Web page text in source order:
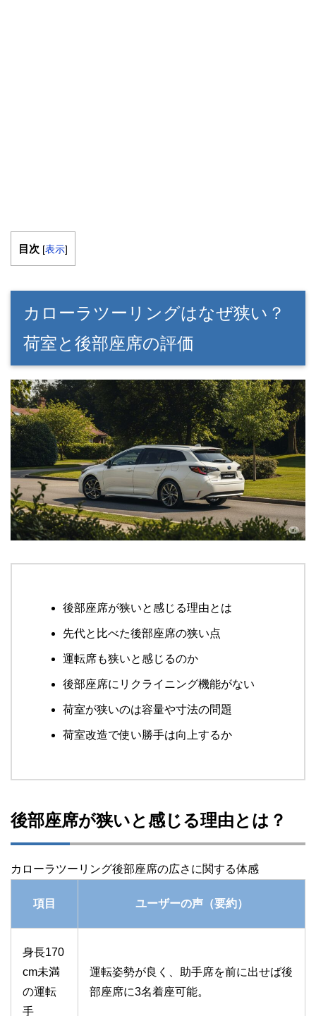
目次 [表示]
カローラツーリングはなぜ狭い？
荷室と後部座席の評価
後部座席が狭いと感じる理由とは
先代と比べた後部座席の狭い点
運転席も狭いと感じるのか
後部座席にリクライニング機能がない
荷室が狭いのは容量や寸法の問題
荷室改造で使い勝手は向上するか
後部座席が狭いと感じる理由とは？
カローラツーリング後部座席の広さに関する体感
項目 ユーザーの声（要約）
身長170
cm未満
の運転
手
運転姿勢が良く、助手席を前に出せば後
部座席に3名着座可能。